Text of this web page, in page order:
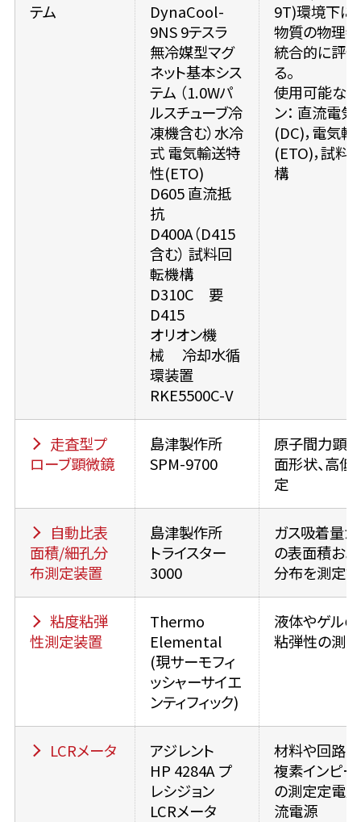
テム
DynaCool-
9NS 9テスラ
無冷媒型マグ
ネット基本シス
テム （1.0Wパ
ルスチューブ冷
凍機含む）水冷
式 電気輸送特
性(ETO)
D605 直流抵
抗
D400A（D415
含む） 試料回
転機構
D310C 要
D415
オリオン機
械 冷却水循
環装置
RKE5500C-V
9T)環境下に
物質の物理
統合的に評
る。
使用可能な
ン： 直流電
(DC)，電気
(ETO)，試料
構
走査型プ
ローブ顕微鏡
島津製作所
SPM-9700
原子間力顕微
面形状、高低
定
自動比表
面積/細孔分
布測定装置
島津製作所
トライスター
3000
ガス吸着量
の表面積お
分布を測定
粘度粘弾
性測定装置
Thermo
Elemental
(現サーモフィ
ッシャーサイエ
ンティフィック)
液体やゲルの
粘弾性の測定
LCRメータ
アジレント
HP 4284A プ
レシジョン
LCRメータ
材料や回路
複素インピー
の測定定電圧
流電源